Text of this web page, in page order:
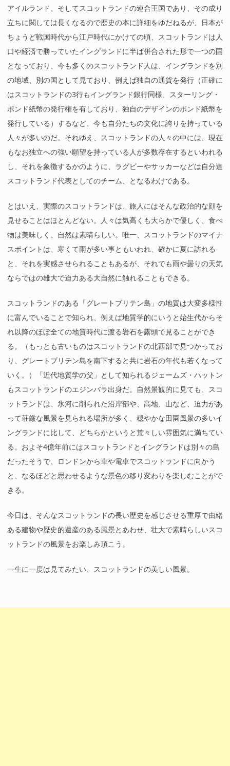
アイルランド、そしてスコットランドの連合王国であり、その成り
立ちに関しては長くなるので歴史の本に詳細をゆだねるが、日本が
ちょうど戦国時代から江戸時代にかけての頃、スコットランドは人
口や経済で勝っていたイングランドに半ば併合された形で一つの国
となっており、今も多くのスコットランド人は、イングランドを別
の地域、別の国として見ており、例えば独自の通貨を発行（正確に
はスコットランドの3行もイングランド銀行同様、スターリング・
ポンド紙幣の発行権を有しており、独自のデザインのポンド紙幣を
発行している）するなど、今も自分たちの文化に誇りを持っている
人々が多いのだ。それゆえ、スコットランドの人々の中には、現在
もなお独立への強い願望を持っている人が多数存在するといわれる
し、それを象徴するかのように、ラグビーやサッカーなどは自分達
スコットランド代表としてのチーム、となるわけである。
とはいえ、実際のスコットランドは、旅人にはそんな政治的な顔を
見せることはほとんどない。人々は気高くも大らかで優しく、食べ
物は美味しく、自然は素晴らしい。唯一、スコットランドのマイナ
スポイントは、寒くて雨が多い事ともいわれ、確かに夏に訪れる
と、それを実感させられることもあるが、それでも雨や曇りの天気
ならではの雄大で迫力ある大自然に触れることもできる。
スコットランドのある「グレートブリテン島」の地質は大変多様性
に富んでいることで知られ、例えば地質学的にいうと始生代からそ
れ以降のほぼ全ての地質時代に渡る岩石を露頭で見ることができ
る。（もっとも古いものはスコットランドの北西部で見つかってお
り、グレートブリテン島を南下すると共に岩石の年代も若くなって
いく。）「近代地質学の父」として知られるジェームズ・ハットン
もスコットランドのエジンバラ出身だ。自然景観的に見ても、スコ
ットランドは、氷河に削られた沿岸部や、高地、山など、迫力があ
って荘厳な風景を見られる場所が多く、穏やかな田園風景の多いイ
ングランドに比して、どちらかというと荒々しい雰囲気に満ちてい
る。およそ4億年前にはスコットランドとイングランドは別々の島
だったそうで、ロンドンから車や電車でスコットランドに向かう
と、なるほどと思わせるような景色の移り変わりを楽しむことがで
きる。
今日は、そんなスコットランドの長い歴史を感じさせる重厚で由緒
ある建物や歴史的遺産のある風景とあわせ、壮大で素晴らしいスコ
ットランドの風景をお楽しみ頂こう。
一生に一度は見てみたい、スコットランドの美しい風景。